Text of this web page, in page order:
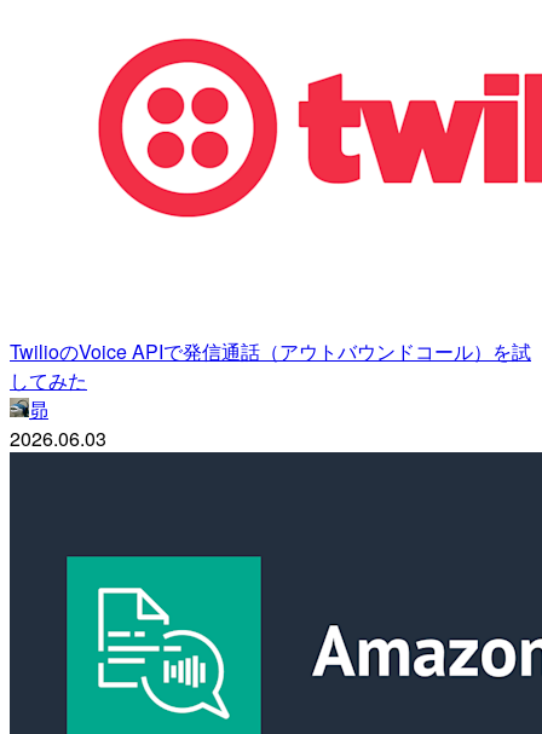
TwilioのVoice APIで発信通話（アウトバウンドコール）を試
してみた
昴
2026.06.03